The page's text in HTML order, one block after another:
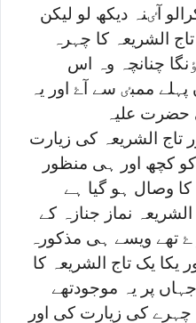
آٸنہ دیکھ لو لیکن
الشریعہ کا چہرہ
چنانچہ وہ اس
ممبٸ سے آۓ اور یہ
علیہ
تاج الشریعہ کی زیارت
کچھ اور ہی منظور
کا وصال ہو گیا ہے
نماز جنازہ کے
تھے ویسے ہی مذکورہ
یک تاج الشریعہ کا
پر یہ موجودتھے
چہرے کی زیارت کی اور